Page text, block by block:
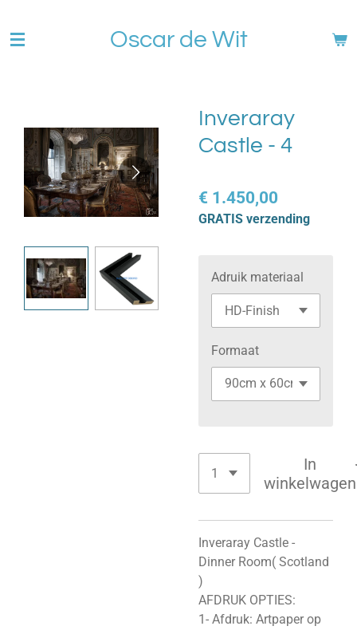
direct
Oscar de Wit
Inveraray
Castle - 4
€ 1.450,00
GRATIS verzending
Adruik materiaal
Formaat
In
winkelwagen
Inveraray Castle -
Dinner Room( Scotland
)
AFDRUK OPTIES:
1- Afdruk: Artpaper op